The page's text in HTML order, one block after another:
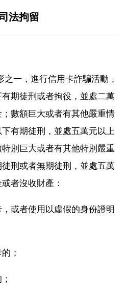
法拘留
一，進行信用卡詐騙活動，
期徒刑或者拘役，並處二萬
數額巨大或者有其他嚴重情
有期徒刑，並處五萬元以上
別巨大或者有其他特別嚴重
刑或者無期徒刑，並處五萬
者沒收財產：
，或者使用以虛假的身份證明
；